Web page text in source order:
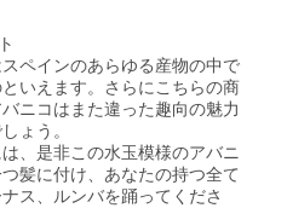
ペインのあらゆる産物の中で
いえます。さらにこちらの商
ニコはまた違った趣向の魅力
ょう。
、是非この水玉模様のアバニ
髪に付け、あなたの持つ全て
ス、ルンバを踊ってくださ